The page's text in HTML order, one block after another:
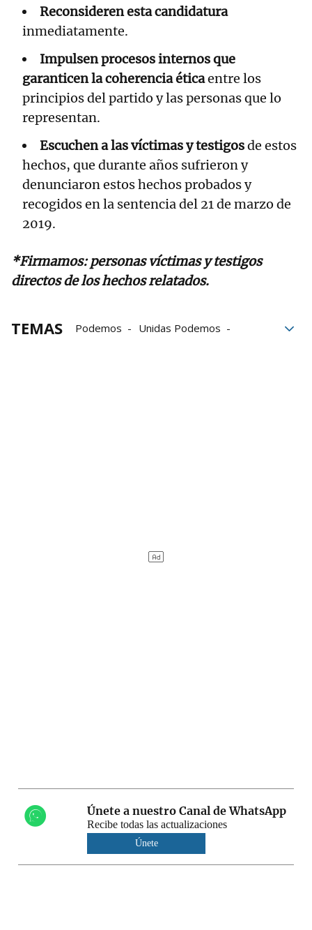
Reconsideren esta candidatura
inmediatamente.
Impulsen procesos internos que
garanticen la coherencia éticaentre los
principios del partido y las personas que lo
representan.
Escuchen a las víctimas y testigosde estos
hechos, que durante años sufrieron y
denunciaron estos hechos probados y
recogidos en la sentencia del 21 de marzo de
2019.
*Firmamos: personas víctimas y testigos
directos de los hechos relatados.
TEMAS Podemos
Unidas Podemos
Únete a nuestro Canal de WhatsApp
Recibe todas las actualizaciones
Únete